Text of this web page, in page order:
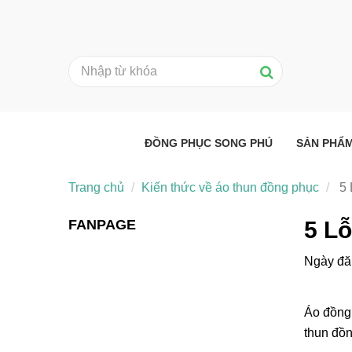
5
Ngày
Áo
thun
FANPAGE
ĐỒNG PHỤC SONG PHÚ SẢN
Trang chủ Kiến thức về áo thun đồng phục 5